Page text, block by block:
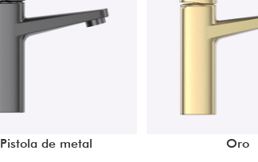
Pistola de metal Oro